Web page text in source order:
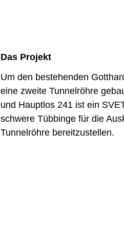
Das Projekt
Um den bestehenden
eine zweite Tunnelröhre
und Hauptlos 241 ist ein
schwere Tübbinge für die
Tunnelröhre bereitzustellen.